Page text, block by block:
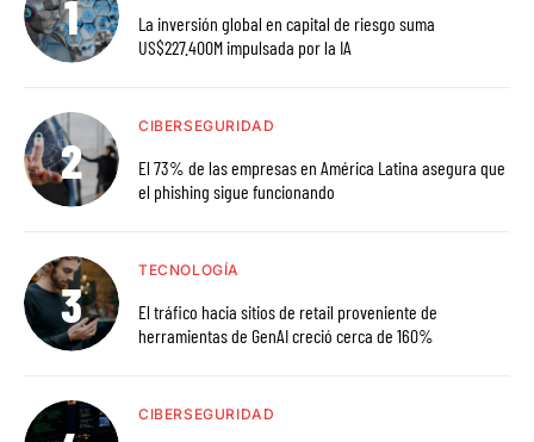
La inversión global en capital de riesgo suma
US$227.400M impulsada por la IA
CIBERSEGURIDAD
El 73% de las empresas en América Latina asegura que
el phishing sigue funcionando
TECNOLOGÍA
El tráfico hacia sitios de retail proveniente de
herramientas de GenAI creció cerca de 160%
CIBERSEGURIDAD